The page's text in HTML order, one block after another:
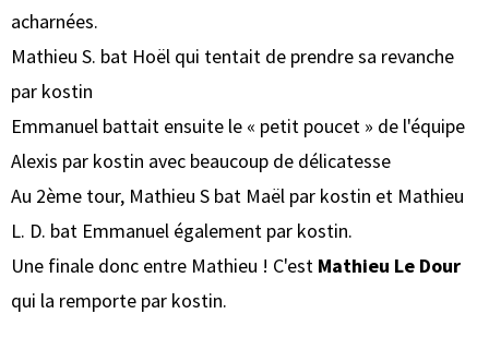
acharnées.
Mathieu S. bat Hoël qui tentait de prendre sa revanche
par kostin
Emmanuel battait ensuite le « petit poucet » de l'équipe
Alexis par kostin avec beaucoup de délicatesse
Au 2ème tour, Mathieu S bat Maël par kostin et Mathieu
L. D. bat Emmanuel également par kostin.
Une finale donc entre Mathieu ! C'est Mathieu Le Dour
qui la remporte par kostin.